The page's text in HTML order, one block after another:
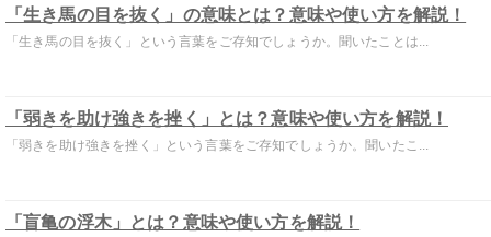
「生き馬の目を抜く」の意味とは？意味や使い方を解説！
「生き馬の目を抜く」という言葉をご存知でしょうか。聞いたことは...
「弱きを助け強きを挫く」とは？意味や使い方を解説！
「弱きを助け強きを挫く」という言葉をご存知でしょうか。聞いたこ...
「盲亀の浮木」とは？意味や使い方を解説！